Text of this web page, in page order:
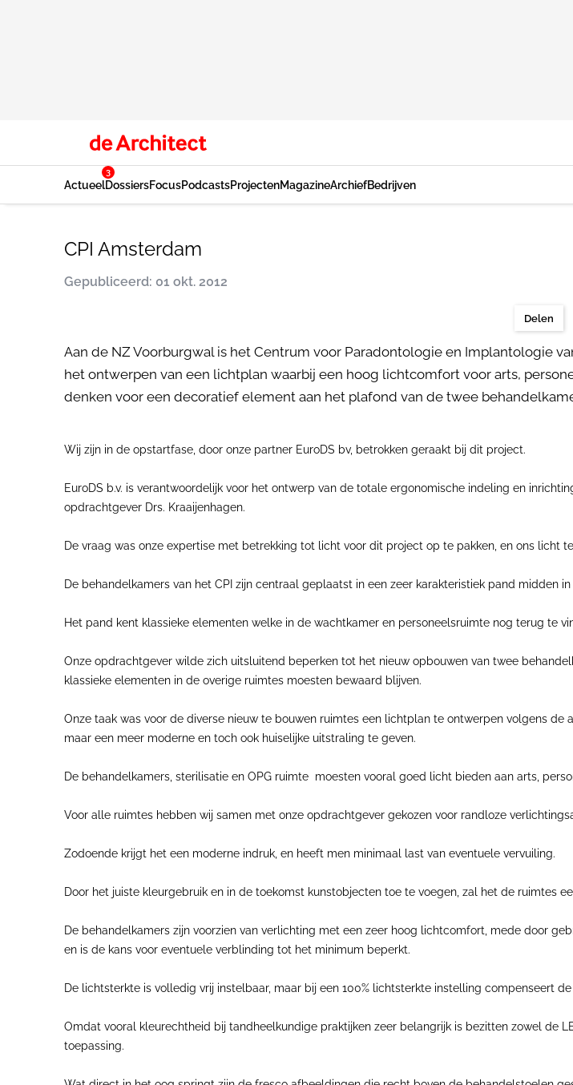
Actueel
3
DossiersFocusPodcastsProjectenMagazineArchiefBedrijven
CPI Amsterdam
Gepubliceerd: 01 okt. 2012
Delen
Aan de NZ Voorburgwal is het Centrum voor Paradontologie en Implantologie
het ontwerpen van een lichtplan waarbij een hoog lichtcomfort voor arts,
denken voor een decoratief element aan het plafond van de twee
Wij zijn in de opstartfase, door onze partner EuroDS bv, betrokken geraakt bij dit project.
EuroDS b.v. is verantwoordelijk voor het ontwerp van de totale ergonomische indeling en
opdrachtgever Drs. Kraaijenhagen.
De vraag was onze expertise met betrekking tot licht voor dit project op te pakken, en ons licht
De behandelkamers van het CPI zijn centraal geplaatst in een zeer karakteristiek pand midden
Het pand kent klassieke elementen welke in de wachtkamer en personeelsruimte nog terug te
Onze opdrachtgever wilde zich uitsluitend beperken tot het nieuw opbouwen van twee
klassieke elementen in de overige ruimtes moesten bewaard blijven.
Onze taak was voor de diverse nieuw te bouwen ruimtes een lichtplan te ontwerpen volgens
maar een meer moderne en toch ook huiselijke uitstraling te geven.
De behandelkamers, sterilisatie en OPG ruimte moesten vooral goed licht bieden aan arts,
Voor alle ruimtes hebben wij samen met onze opdrachtgever gekozen voor randloze
Zodoende krijgt het een moderne indruk, en heeft men minimaal last van eventuele vervuiling.
Door het juiste kleurgebruik en in de toekomst kunstobjecten toe te voegen, zal het de ruimtes
De behandelkamers zijn voorzien van verlichting met een zeer hoog lichtcomfort, mede door
en is de kans voor eventuele verblinding tot het minimum beperkt.
De lichtsterkte is volledig vrij instelbaar, maar bij een 100% lichtsterkte instelling compenseert
Omdat vooral kleurechtheid bij tandheelkundige praktijken zeer belangrijk is bezitten zowel de
toepassing.